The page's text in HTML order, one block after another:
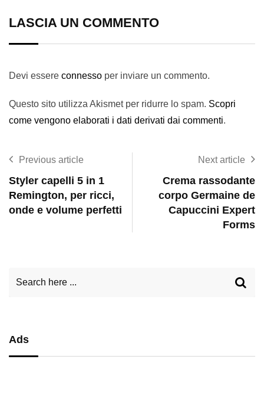
LASCIA UN COMMENTO
Devi essere connesso per inviare un commento.
Questo sito utilizza Akismet per ridurre lo spam. Scopri
come vengono elaborati i dati derivati dai commenti.
Previous article
Styler capelli 5 in 1
Remington, per ricci,
onde e volume perfetti
Next article
Crema rassodante
corpo Germaine de
Capuccini Expert
Forms
Ads